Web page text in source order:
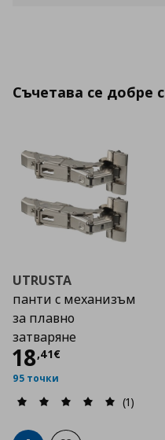
Съчетава се добре с
UTRUSTA
панти с механизъм
за плавно
затваряне
18,41€
Цена
95 точки
(1)